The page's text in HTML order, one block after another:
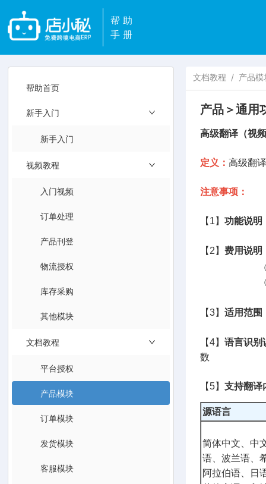
帮助
手册
帮助首页
新手入门
新手入门
视频教程
入门视频
订单处理
产品刊登
物流授权
库存采购
其他模块
文档教程
平台授权
产品模块
订单模块
发货模块
客服模块
文档教程 / 产品模
产品＞通用
高级翻译（视
定义： 高级翻
注意事项：
【1】 功能说明
【2】 费用说明
② 限
③ 使用规则
【3】 适用范围
【4】 语言识别
数
【5】 支持翻译
源语言
简体中文、中
语、波兰语、
阿拉伯语、日